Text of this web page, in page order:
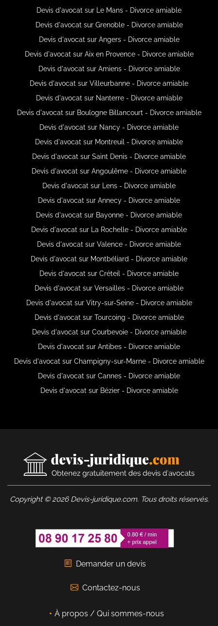
Devis d'avocat sur Le Mans - Divorce amiable
Devis d'avocat sur Grenoble - Divorce amiable
Devis d'avocat sur Angers - Divorce amiable
Devis d'avocat sur Aix en Provence - Divorce amiable
Devis d'avocat sur Amiens - Divorce amiable
Devis d'avocat sur Villeurbanne - Divorce amiable
Devis d'avocat sur Nanterre - Divorce amiable
Devis d'avocat sur Boulogne Billancourt - Divorce amiable
Devis d'avocat sur Nancy - Divorce amiable
Devis d'avocat sur Montreuil - Divorce amiable
Devis d'avocat sur Saint Denis - Divorce amiable
Devis d'avocat sur Angoulême - Divorce amiable
Devis d'avocat sur Lens - Divorce amiable
Devis d'avocat sur Annecy - Divorce amiable
Devis d'avocat sur Bayonne - Divorce amiable
Devis d'avocat sur La Rochelle - Divorce amiable
Devis d'avocat sur Valence - Divorce amiable
Devis d'avocat sur Montbéliard - Divorce amiable
Devis d'avocat sur Créteil - Divorce amiable
Devis d'avocat sur Versailles - Divorce amiable
Devis d'avocat sur Vitry-sur-Seine - Divorce amiable
Devis d'avocat sur Tourcoing - Divorce amiable
Devis d'avocat sur Courbevoie - Divorce amiable
Devis d'avocat sur Antibes - Divorce amiable
Devis d'avocat sur Champigny-sur-Marne - Divorce amiable
Devis d'avocat sur Cannes - Divorce amiable
Devis d'avocat sur Bézier - Divorce amiable
Copyright © 2026 Devis-juridique.com. Tous droits réservés.
Demander un devis
Contactez-nous
À propos / Qui sommes-nous